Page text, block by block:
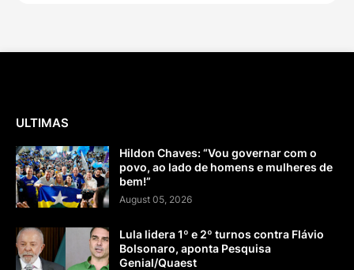
ULTIMAS
Hildon Chaves: “Vou governar com o
povo, ao lado de homens e mulheres de
bem!”
August 05, 2026
Lula lidera 1º e 2º turnos contra Flávio
Bolsonaro, aponta Pesquisa
Genial/Quaest